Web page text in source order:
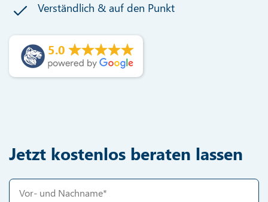
Verständlich & auf den Punkt
5.0
Jetzt kostenlos beraten lassen